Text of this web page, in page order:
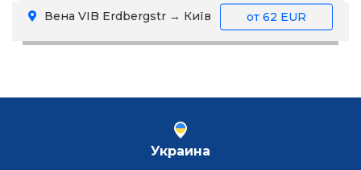
Вена VIB Erdbergstr → Київ от 62 EUR
Украина